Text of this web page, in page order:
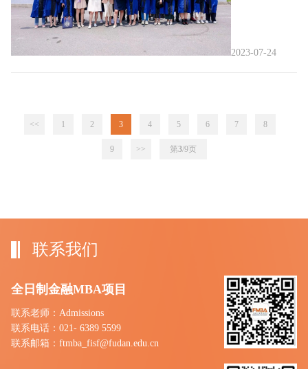
2023-07-24
<< 1 2 3 4 5 6 7 8
9 >> 第3/9页
联系我们
全日制金融MBA项目
联系老师：Admissions
联系电话：021- 6389 5599
联系邮箱：ftmba_fisf@fudan.edu.cn